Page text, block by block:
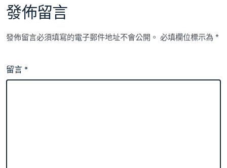
發佈留言
發佈留言必須填寫的電子郵件地址不會公開。 必填欄位標示為*
留言*